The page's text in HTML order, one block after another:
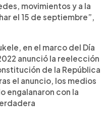
movimientos y a la
el 15 de septiembre”,
en el marco del Día
anunció la reelección
de la República
el anuncio, los medios
engalanaron con la